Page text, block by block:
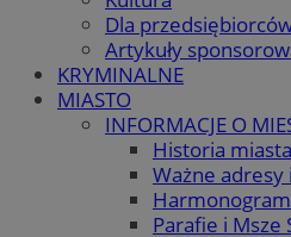
Dla
Artykuły
KRYMINALNE
MIASTO
INFORMACJE O
Historia miasta
Ważne
Parafie i Msze